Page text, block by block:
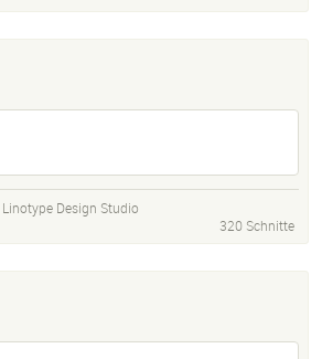
Linotype Design Studio
320 Schnitte